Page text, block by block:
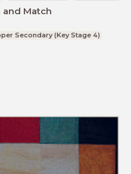
and Match
Secondary (Key Stage 4)